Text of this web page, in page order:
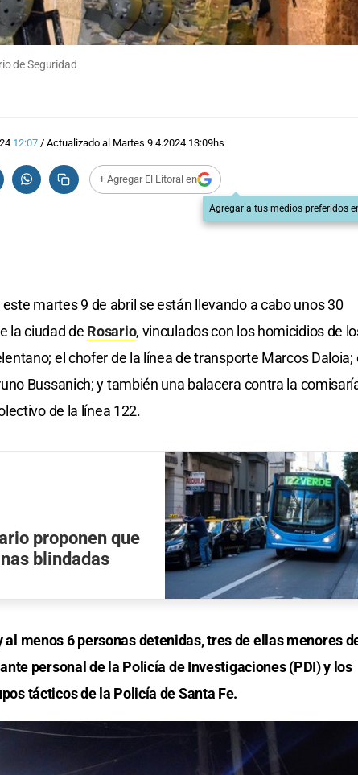
de Seguridad
12:07/ Actualizado al Martes 9.4.2024 13:09hs
+ Agregar El Litoral en
Agregar a tus medios preferidos
martes 9 de abril se están llevando a cabo unos 30
la ciudad de Rosario, vinculados con los homicidios de
el chofer de la línea de transporte Marcos Daloia;
Bussanich; y también una balacera contra la
de la línea 122.
proponen que
blindadas
menos 6 personas detenidas, tres de ellas menores
personal de la Policía de Investigaciones (PDI) y los
tácticos de la Policía de Santa Fe.